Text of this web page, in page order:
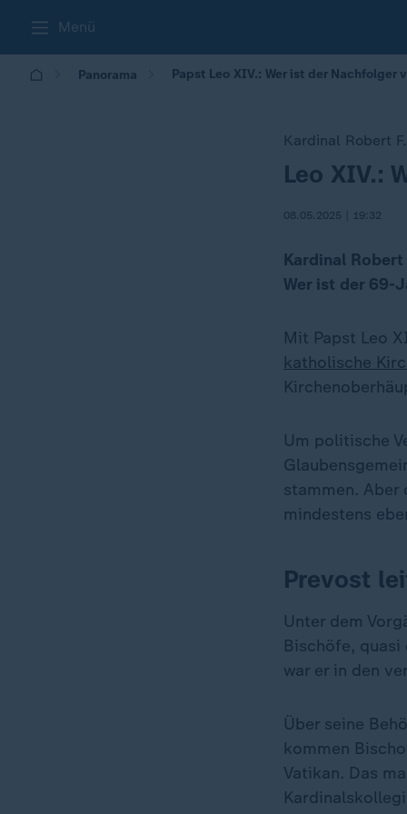
Menü
Panorama Papst Leo XIV.: Wer ist der Nachfolger
Kardinal Robert
:Leo XIV.:
08.05.2025 | 19:32
Kardinal
Wer ist der 69-
Mit Papst Leo
katholische
Um politische
stammen. Aber
mindestens
Prevost
Unter dem
Bischöfe,
war er in den
Über seine
kommen
Vatikan. Das